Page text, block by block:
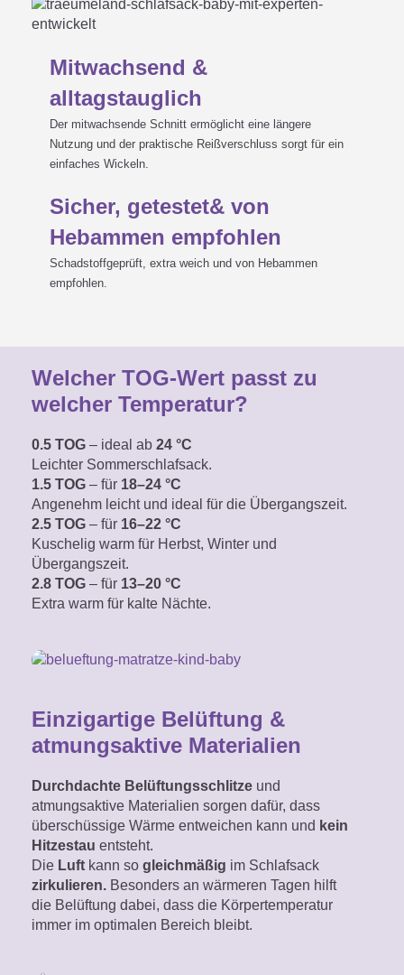
Mitwachsend &
alltagstauglich
Der mitwachsende Schnitt ermöglicht eine längere
Nutzung und der praktische Reißverschluss sorgt für ein
einfaches Wickeln.
Sicher, getestet& von
Hebammen empfohlen
Schadstoffgeprüft, extra weich und von Hebammen
empfohlen.
Welcher TOG-Wert passt zu
welcher Temperatur?
0.5 TOG – ideal ab 24 °C
Leichter Sommerschlafsack.
1.5 TOG – für 18–24 °C
Angenehm leicht und ideal für die Übergangszeit.
2.5 TOG – für 16–22 °C
Kuschelig warm für Herbst, Winter und
Übergangszeit.
2.8 TOG – für 13–20 °C
Extra warm für kalte Nächte.
Einzigartige Belüftung &
atmungsaktive Materialien
Durchdachte Belüftungsschlitze und
atmungsaktive Materialien sorgen dafür, dass
überschüssige Wärme entweichen kann und kein
Hitzestau entsteht.
Die Luft kann so gleichmäßig im Schlafsack
zirkulieren. Besonders an wärmeren Tagen hilft
die Belüftung dabei, dass die Körpertemperatur
immer im optimalen Bereich bleibt.